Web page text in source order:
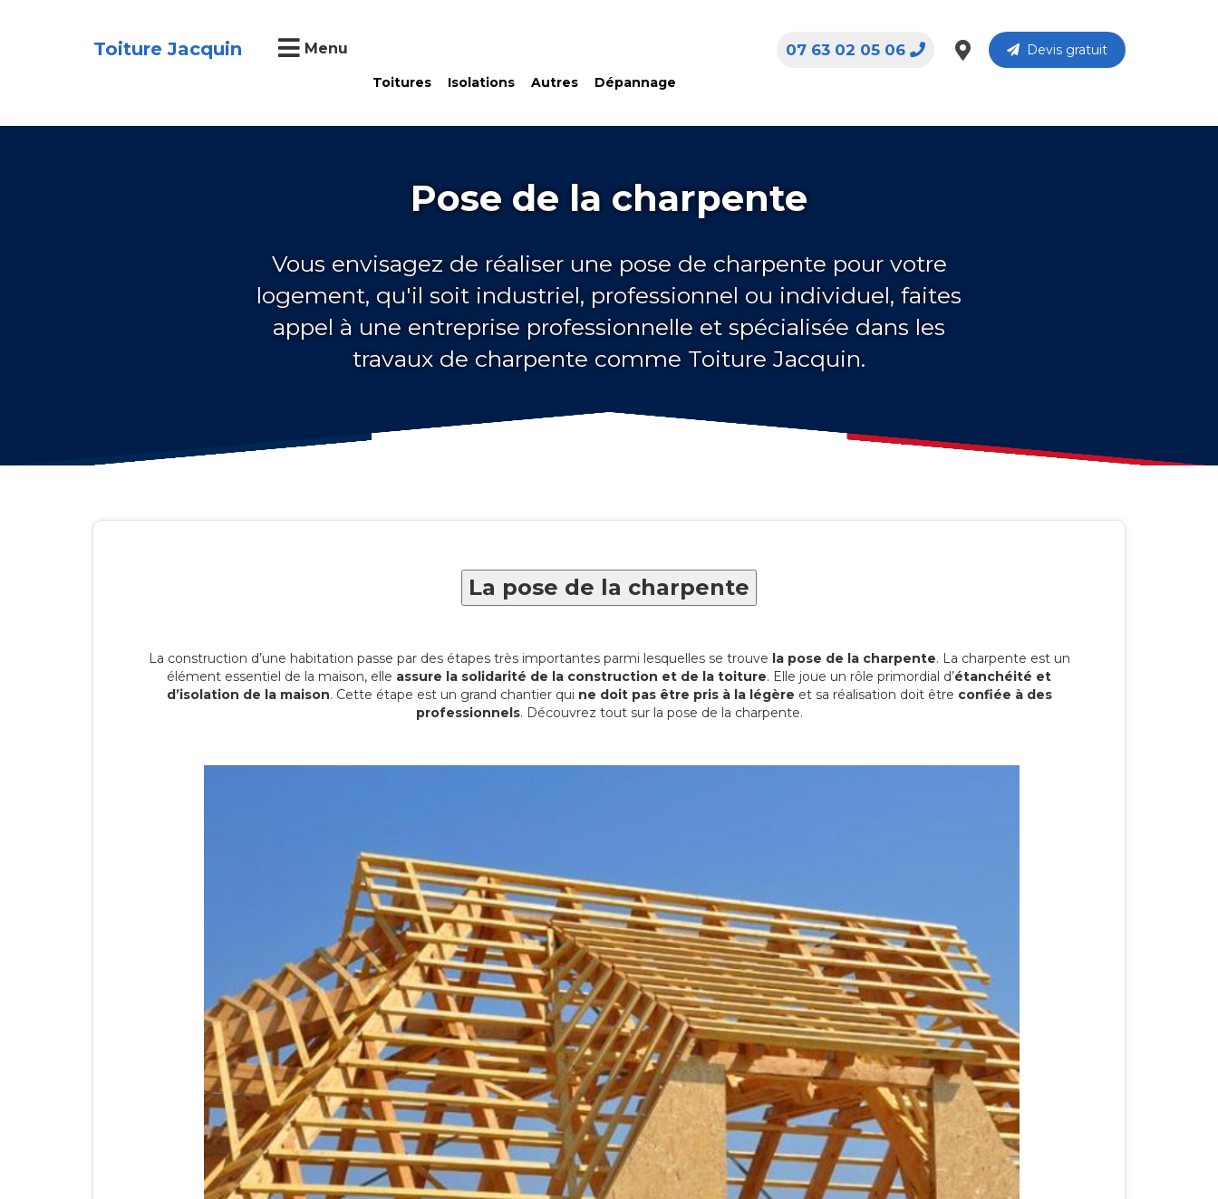
Toiture Jacquin Menu
Toitures Isolations Autres Dépannage
Devis gratuit
07 63 02 05 06
Pose de la charpente
Vous envisagez de réaliser une pose de charpente pour votre
logement, qu'il soit industriel, professionnel ou individuel, faites
appel à une entreprise professionnelle et spécialisée dans les
travaux de charpente comme Toiture Jacquin.
La pose de la charpente
La construction d’une habitation passe par des étapes très importantes parmi lesquelles se trouve la pose de la charpente. La charpente est un
élément essentiel de la maison, elle assure la solidarité de la construction et de la toiture. Elle joue un rôle primordial d’étanchéité et
d’isolation de la maison. Cette étape est un grand chantier qui ne doit pas être pris à la légère et sa réalisation doit être confiée à des
professionnels. Découvrez tout sur la pose de la charpente.